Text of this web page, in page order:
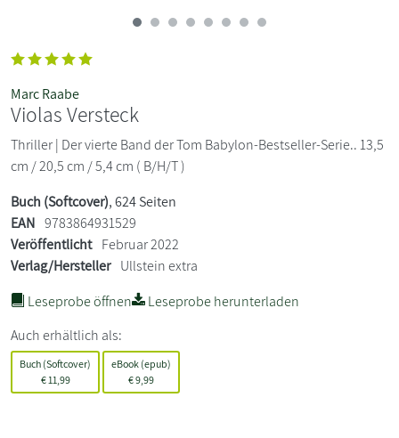
Marc Raabe
Violas Versteck
Thriller | Der vierte Band der Tom Babylon-Bestseller-Serie.. 13,5
cm / 20,5 cm / 5,4 cm ( B/H/T )
Buch (Softcover), 624 Seiten
EAN 9783864931529
Veröffentlicht Februar 2022
Verlag/Hersteller Ullstein extra
Leseprobe öffnen
Leseprobe herunterladen
Auch erhältlich als:
Buch (Softcover)
€11,99
eBook (epub)
€9,99